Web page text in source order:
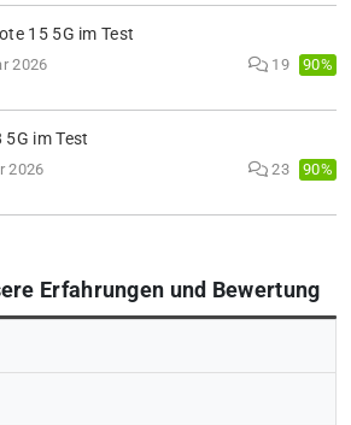
15 5G im Test
2026 19 90%
5G im Test
2026 23 90%
Erfahrungen und Bewertung